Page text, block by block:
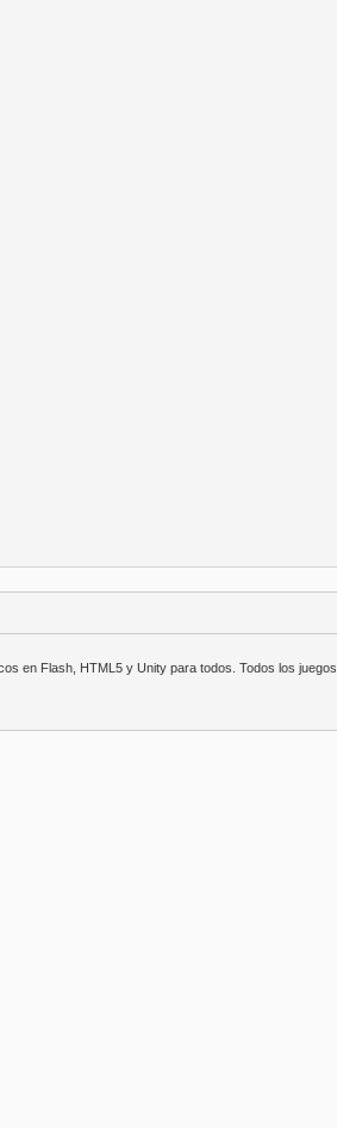
en Flash, HTML5 y Unity para todos. Todos los juegos